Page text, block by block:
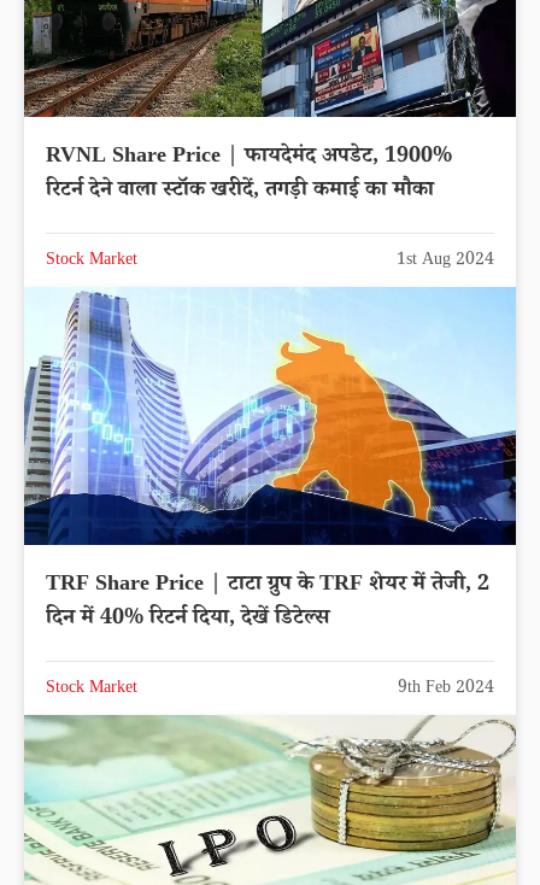
RVNL Share Price | फायदेमंद अपडेट, 1900%
रिटर्न देने वाला स्टॉक खरीदें, तगड़ी कमाई का मौका
Stock Market 1st Aug 2024
TRF Share Price | टाटा ग्रुप के TRF शेयर में तेजी, 2
दिन में 40% रिटर्न दिया, देखें डिटेल्स
Stock Market 9th Feb 2024